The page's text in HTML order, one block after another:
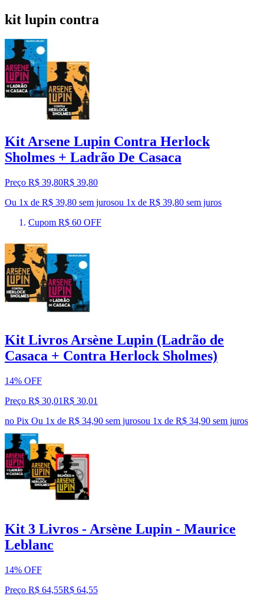
kit lupin contra
Kit Arsene Lupin Contra Herlock
Sholmes + Ladrão De Casaca
Preço R$ 39,80R$ 39,80
Ou 1x de R$ 39,80 sem jurosou 1x de R$ 39,80 sem juros
Cupom R$ 60 OFF
Kit Livros Arsène Lupin (Ladrão de
Casaca + Contra Herlock Sholmes)
14% OFF
Preço R$ 30,01R$ 30,01
no Pix Ou 1x de R$ 34,90 sem jurosou 1x de R$ 34,90 sem juros
Kit 3 Livros - Arsène Lupin - Maurice
Leblanc
14% OFF
Preço R$ 64,55R$ 64,55